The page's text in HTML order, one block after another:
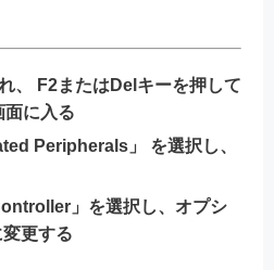
、 F2またはDelキーを押して
面に入る
Peripherals」 を選択し、
」を選択し、オプシ
更する